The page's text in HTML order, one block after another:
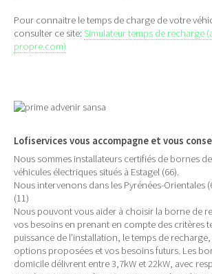
Pour connaitre le temps de charge de votre
consulter ce site: Simulateur temps de recharge
propre.com)
Lofiservices vous accompagne et vous
Nous sommes installateurs certifiés de bornes
véhicules électriques situés à Estagel (66).
Nous intervenons dans les Pyrénées-Orientales
(11)
Nous pouvont vous aider à choisir la borne de
vos besoins en prenant en compte des critères
puissance de l’installation, le temps de
options proposées et vos besoins futurs. Les
domicile délivrent entre 3,7kW et 22kW, avec